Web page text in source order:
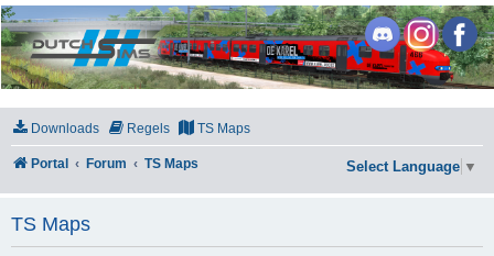
DutchSims
Downloads Regels TS Maps
Portal Forum TS Maps Select Language ▼
TS Maps